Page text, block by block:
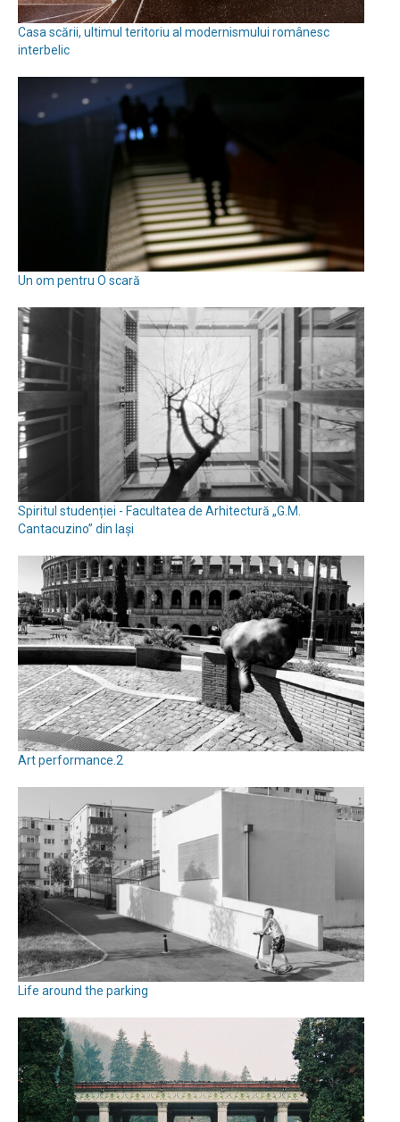
Casa scării, ultimul teritoriu al modernismului românesc
interbelic
Un om pentru O scară
Spiritul studenției - Facultatea de Arhitectură „G.M.
Cantacuzino” din Iași
Art performance.2
Life around the parking